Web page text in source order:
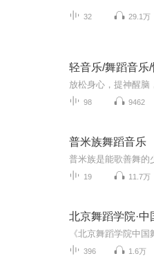
32 29.1万
轻音乐/舞蹈音乐
98 9462
普米族舞蹈音乐
普米族是能歌善舞的
19 11.7万
396 1.6万